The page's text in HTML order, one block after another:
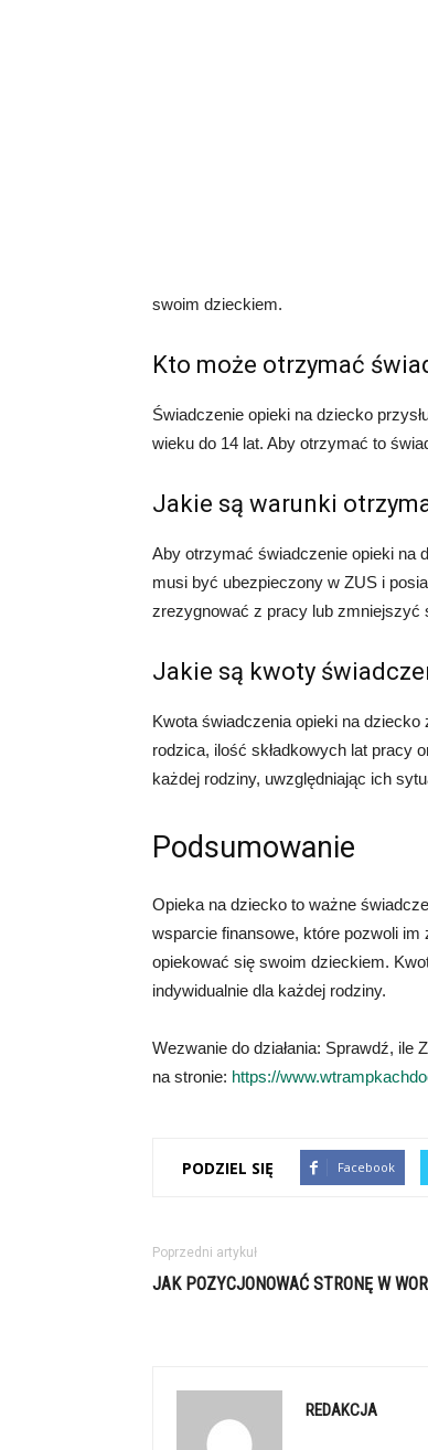
swoim dzieckiem.
Kto może otrzymać
Świadczenie opieki na dziecko
wieku do 14 lat. Aby otrzymać to
Jakie są warunki
Aby otrzymać świadczenie opieki na
musi być ubezpieczony w ZUS i
zrezygnować z pracy lub zmniejszyć
Jakie są kwoty
Kwota świadczenia opieki na
rodzica, ilość składkowych lat pracy
każdej rodziny, uwzględniając ich
Podsumowanie
Opieka na dziecko to ważne
wsparcie finansowe, które pozwoli
opiekować się swoim dzieckiem.
indywidualnie dla każdej rodziny.
Wezwanie do działania: Sprawdź, ile
na stronie: https://
PODZIEL SIĘ Facebook
Poprzedni artykuł
JAK POZYCJONOWAĆ STRONĘ W
REDAKCJA